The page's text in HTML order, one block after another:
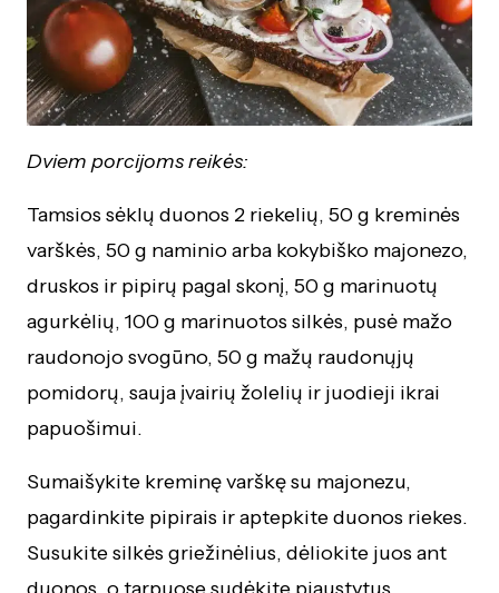
Dviem porcijoms reikės:
Tamsios sėklų duonos 2 riekelių, 50 g kreminės
varškės, 50 g naminio arba kokybiško majonezo,
druskos ir pipirų pagal skonį, 50 g marinuotų
agurkėlių, 100 g marinuotos silkės, pusė mažo
raudonojo svogūno, 50 g mažų raudonųjų
pomidorų, sauja įvairių žolelių ir juodieji ikrai
papuošimui.
Sumaišykite kreminę varškę su majonezu,
pagardinkite pipirais ir aptepkite duonos riekes.
Susukite silkės griežinėlius, dėliokite juos ant